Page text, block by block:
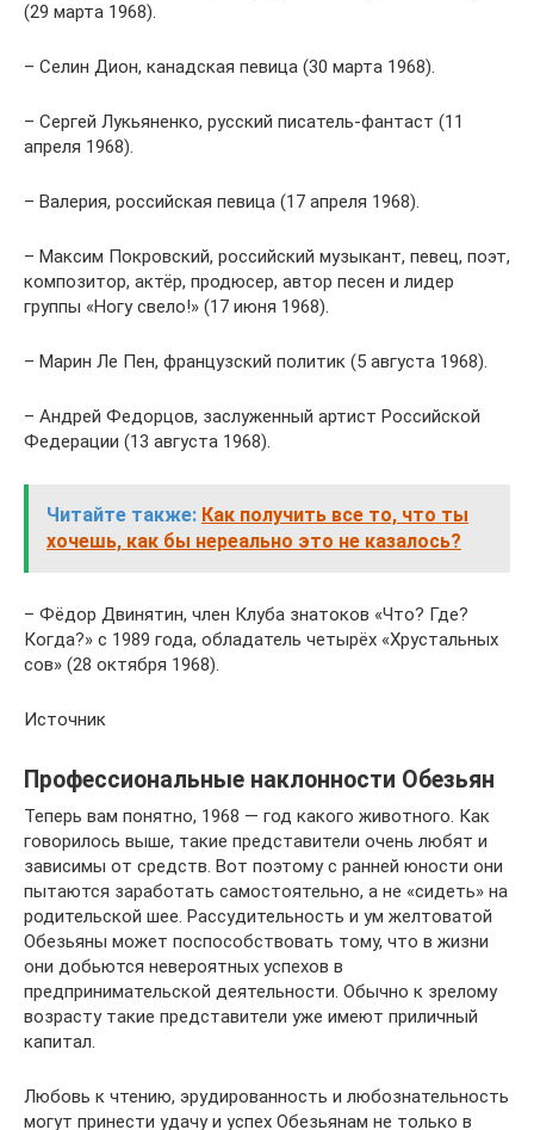
(29 марта 1968).
– Селин Дион, канадская певица (30 марта 1968).
– Сергей Лукьяненко, русский писатель-фантаст (11
апреля 1968).
– Валерия, российская певица (17 апреля 1968).
– Максим Покровский, российский музыкант, певец, поэт,
композитор, актёр, продюсер, автор песен и лидер
группы «Ногу свело!» (17 июня 1968).
– Марин Ле Пен, французский политик (5 августа 1968).
– Андрей Федорцов, заслуженный артист Российской
Федерации (13 августа 1968).
Читайте также: Как получить все то, что ты
хочешь, как бы нереально это не казалось?
– Фёдор Двинятин, член Клуба знатоков «Что? Где?
Когда?» с 1989 года, обладатель четырёх «Хрустальных
сов» (28 октября 1968).
Источник
Профессиональные наклонности Обезьян
Теперь вам понятно, 1968 — год какого животного. Как
говорилось выше, такие представители очень любят и
зависимы от средств. Вот поэтому с ранней юности они
пытаются заработать самостоятельно, а не «сидеть» на
родительской шее. Рассудительность и ум желтоватой
Обезьяны может поспособствовать тому, что в жизни
они добьются невероятных успехов в
предпринимательской деятельности. Обычно к зрелому
возрасту такие представители уже имеют приличный
капитал.
Любовь к чтению, эрудированность и любознательность
могут принести удачу и успех Обезьянам не только в